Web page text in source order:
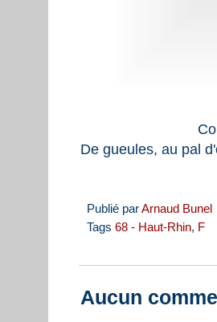
De gueules, au pal
Publié parArnaud Bunel
Tags 68 - Haut-Rhin, F
Aucun